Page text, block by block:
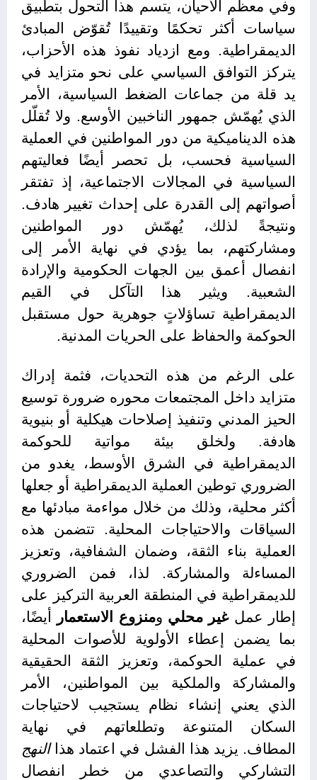
وفي معظم الأحيان، يتسم هذا التحول بتطبيق
سياسات أكثر تحكمًا وتقييدًا تُقوّض المبادئ
الديمقراطية. ومع ازدياد نفوذ هذه الأحزاب،
يتركز التوافق السياسي على نحو متزايد في
يد قلة من جماعات الضغط السياسية، الأمر
الذي يُهمّش جمهور الناخبين الأوسع. ولا تُقلّل
هذه الديناميكية من دور المواطنين في العملية
السياسية فحسب، بل تحصر أيضًا فعاليتهم
السياسية في المجالات الاجتماعية، إذ تفتقر
أصواتهم إلى القدرة على إحداث تغيير هادف.
ونتيجةً لذلك، يُهمّش دور المواطنين
ومشاركتهم، بما يؤدي في نهاية الأمر إلى
انفصال أعمق بين الجهات الحكومية والإرادة
الشعبية. ويثير هذا التآكل في القيم
الديمقراطية تساؤلاتٍ جوهرية حول مستقبل
الحوكمة والحفاظ على الحريات المدنية.
على الرغم من هذه التحديات، فثمة إدراك
متزايد داخل المجتمعات محوره ضرورة توسيع
الحيز المدني وتنفيذ إصلاحات هيكلية أو بنيوية
هادفة. ولخلق بيئة مواتية للحوكمة
الديمقراطية في الشرق الأوسط، يغدو من
الضروري توطين العملية الديمقراطية أو جعلها
أكثر محلية، وذلك من خلال مواءمة مبادئها مع
السياقات والاحتياجات المحلية. تتضمن هذه
العملية بناء الثقة، وضمان الشفافية، وتعزيز
المساءلة والمشاركة. لذا، فمن الضروري
للديمقراطية في المنطقة العربية التركيز على
إطار عملغير محلي ومنزوع الاستعمار
أيضًا،
بما يضمن إعطاء الأولوية للأصوات المحلية
في عملية الحوكمة، وتعزيز الثقة الحقيقية
والمشاركة والملكية بين المواطنين، الأمر
الذي يعني إنشاء نظام يستجيب لاحتياجات
السكان المتنوعة وتطلعاتهم في نهاية
المطاف. يزيد هذا الفشل في اعتماد هذاالنهج
التشاركي والتصاعدي من خطر انفصال